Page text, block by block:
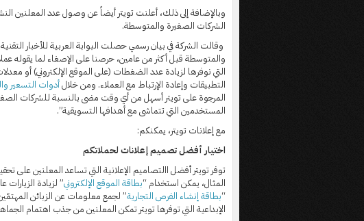
الشركات الصغيرة والمتوسطة.
وقالت الشركة في بيان رسمي حصلت البوابة العربية للأخبار
والمتوسطة قبل أكثر من عامين، حرصنا على الإصغاء لما يقوله
التي نوفرها لزيادة عدد الضغطات (على الموقع الإلكتروني) أو
التطبيقات وإعادة الإرتباط مع العملاء. ومن خلالأدوات التسعير
المرجوة على تويتر أسهل من أي وقت مضى بالنسبة للشركات
المستخدمين التي تتماشى مع أهدافها التسويقية”.
مع إعلانات تويتر، يمكنكم:
اختيار أفضل تصميم إعلانات لحملاتكم
توفر تويتر أفضل االتصاميم الإعلانية التي تساعد المعلنين على
المثال، يمكن استخدام “بطاقة الموقع الإلكتروني” لزيادة الزيارات
“بطاقة إنشاء الفرص التجارية” لجمع معلومات عن الزبائن
الإبداعية التي توفرها تويتر تمكن المعلنين من جذب اهتمام